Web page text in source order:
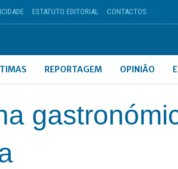
ESTATUTO EDITORIAL CONTACTOS
REPORTAGEM OPINIÃO